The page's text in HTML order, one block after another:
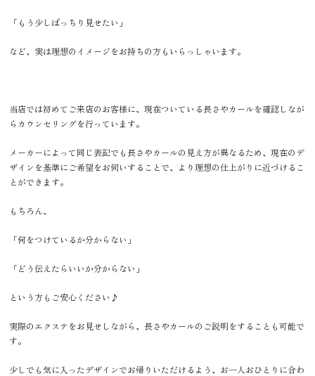
「もう少しぱっちり見せたい」
など、実は理想のイメージをお持ちの方もいらっしゃいます。
当店では初めてご来店のお客様に、現在ついている長さやカールを確認しなが
らカウンセリングを行っています。
メーカーによって同じ表記でも長さやカールの見え方が異なるため、現在のデ
ザインを基準にご希望をお伺いすることで、より理想の仕上がりに近づけるこ
とができます。
もちろん、
「何をつけているか分からない」
「どう伝えたらいいか分からない」
という方もご安心ください♪
実際のエクステをお見せしながら、長さやカールのご説明をすることも可能で
す。
少しでも気に入ったデザインでお帰りいただけるよう、お一人おひとりに合わ